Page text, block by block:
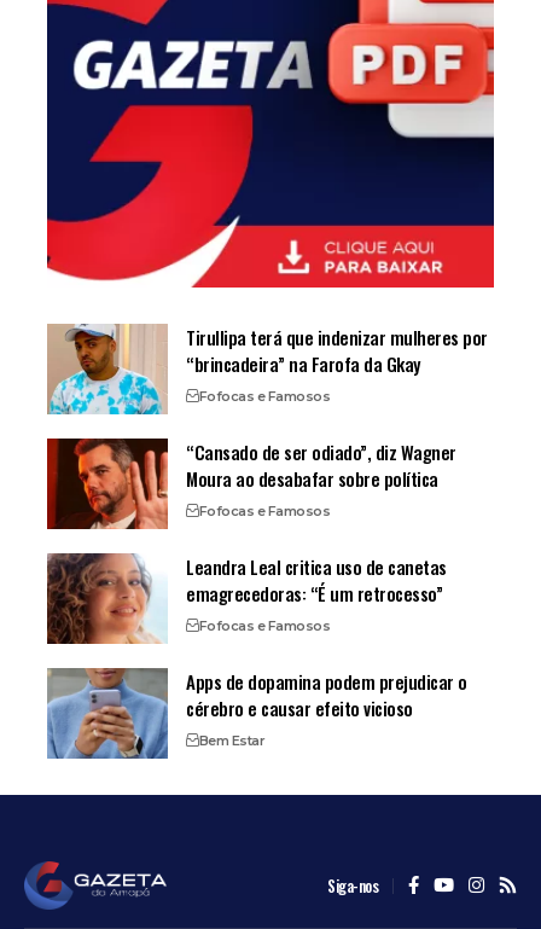
Tirullipa terá que indenizar mulheres por
“brincadeira” na Farofa da Gkay
Fofocas e Famosos
“Cansado de ser odiado”, diz Wagner
Moura ao desabafar sobre política
Fofocas e Famosos
Leandra Leal critica uso de canetas
emagrecedoras: “É um retrocesso”
Fofocas e Famosos
Apps de dopamina podem prejudicar o
cérebro e causar efeito vicioso
Bem Estar
Siga-nos